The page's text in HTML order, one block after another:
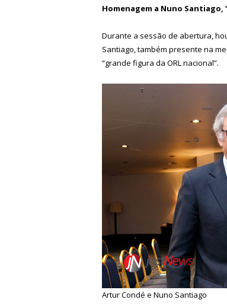
Homenagem a Nuno Santiago,
Durante a sessão de abertura,
Santiago, também presente na
“grande figura da ORL nacional”.
Artur Condé e Nuno Santiago